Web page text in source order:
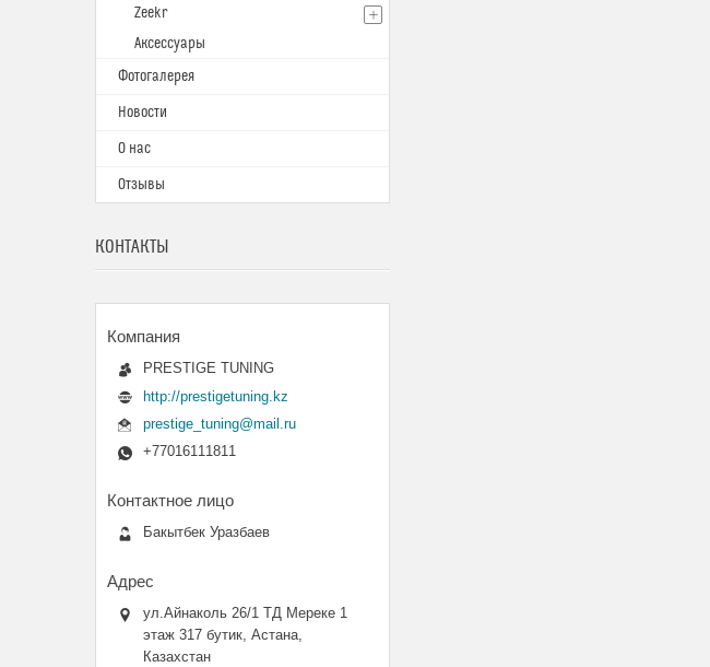
Zeekr
Аксессуары
Фотогалерея
Новости
О нас
Отзывы
КОНТАКТЫ
PRESTIGE TUNING
http://prestigetuning.kz
prestige_tuning@mail.ru
+77016111811
Бакытбек Уразбаев
ул.Айнаколь 26/1 ТД Мереке 1
этаж 317 бутик, Астана,
Казахстан